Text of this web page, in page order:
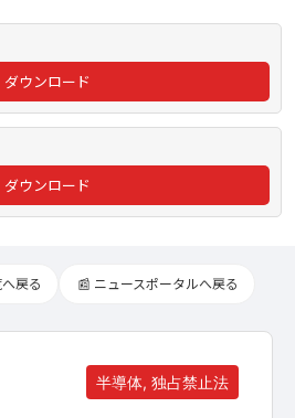
戻る 📰 ニュースポータルへ戻る
半導体, 独占禁止法
ダウンロード
ダウンロード